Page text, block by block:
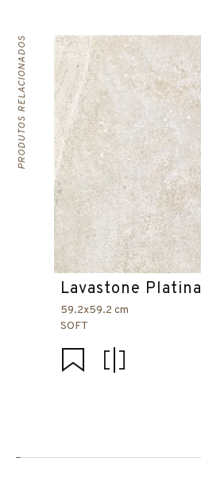
PRODUTOS RELACIONADOS
Lavastone Platina
59.2x59.2 cm
SOFT